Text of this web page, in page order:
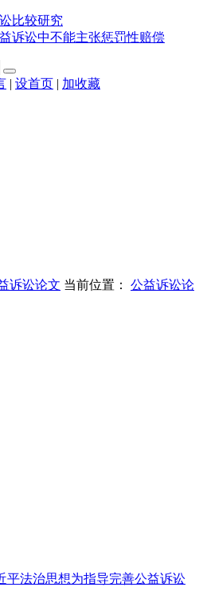
比较研究
诉讼中不能主张惩罚性赔偿
| 设首页 | 加收藏
诉讼论文 当前位置： 公益诉讼论
平法治思想为指导完善公益诉讼